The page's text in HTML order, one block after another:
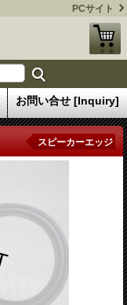
PCサイト
お問い合せ [Inquiry]
スピーカーエッジ